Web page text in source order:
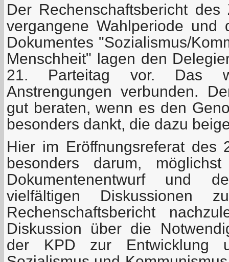
Der Rechenschaftsbericht
vergangene Wahlperiode und
Dokumentes "Sozialismus/
Menschheit" lagen den
21. Parteitag vor. Das
Anstrengungen verbunden.
gut beraten, wenn es den
besonders dankt, die dazu
Hier im Eröffnungsreferat des
besonders darum,
Dokumentenentwurf und
vielfältigen Diskussionen
Rechenschaftsbericht
Diskussion über die
der KPD zur Entwicklung